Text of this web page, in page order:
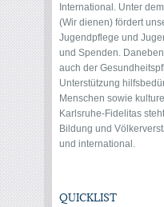
International. Unter
(Wir dienen) fördert
Jugendpflege und
und Spenden.
auch der
Unterstützung
Menschen sowie
Karlsruhe-Fidelitas
Bildung und
und international.
QUICKLIST